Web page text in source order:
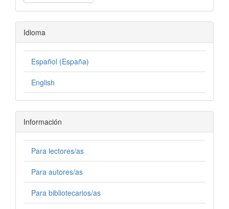
Idioma
Español (España)
English
Información
Para lectores/as
Para autores/as
Para bibliotecarios/as